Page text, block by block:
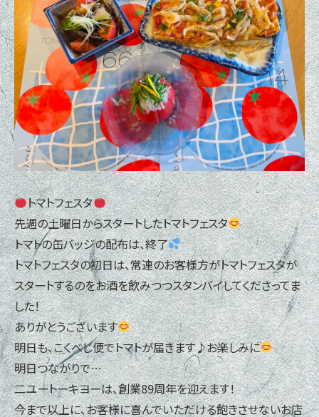
トマトフェスタ
先週の土曜日からスタートしたトマトフェスタ
トマトの缶バッジの配布は、終了
トマトフェスタの初日は、常連のお客様方がトマトフェスタが
スタートするのをお酒を飲みつつスタンバイしてくださってま
した！
ありがとうございます
明日も、こくべじ便でトマトが届きます♪お楽しみに
明日つながりで…
二ユートーキヨーは、創業89周年を迎えます！
今まで以上に、お客様に喜んでいただける飽きさせないお店